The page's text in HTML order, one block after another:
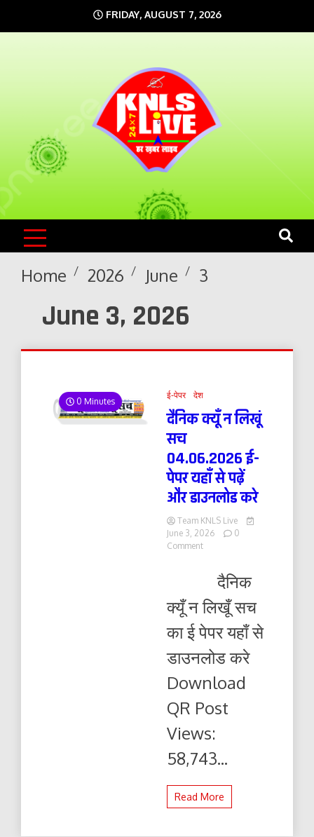
to
FRIDAY, AUGUST 7, 2026
KNLS LIVE
India`s No.1 News Portal
Home 2026 June 3
June 3, 2026
0 Minutes
ई-पेपर देश
दैनिक क्यूँ न लिखूं
सच
04.06.2026 ई-
पेपर यहाँ से पढ़ें
और डाउनलोड करे
Team KNLS Live
June 3, 2026
0
Commenton
सच
04.06.2026
ई-
पेपर
यहाँ
पढ़ें
डाउनलोड
दैनिक
क्यूँ न लिखूँ सच
का ई पेपर यहाँ से
डाउनलोड करे
Download
QR Post
Views:
58,743...
Read More